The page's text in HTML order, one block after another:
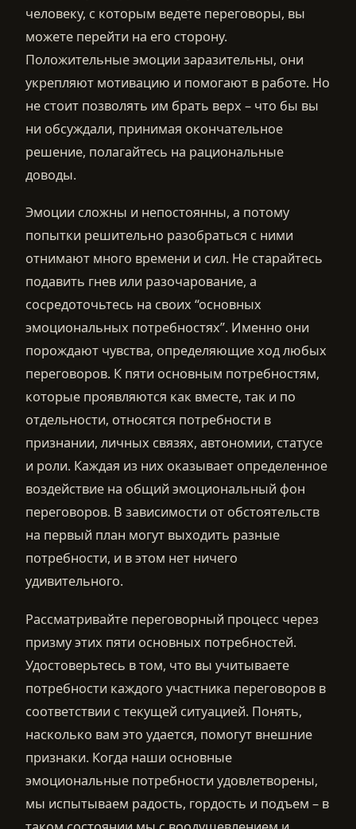
человеку, с которым ведете переговоры, вы
можете перейти на его сторону.
Положительные эмоции заразительны, они
укрепляют мотивацию и помогают в работе. Но
не стоит позволять им брать верх – что бы вы
ни обсуждали, принимая окончательное
решение, полагайтесь на рациональные
доводы.
Эмоции сложны и непостоянны, а потому
попытки решительно разобраться с ними
отнимают много времени и сил. Не старайтесь
подавить гнев или разочарование, а
сосредоточьтесь на своих “основных
эмоциональных потребностях”. Именно они
порождают чувства, определяющие ход любых
переговоров. К пяти основным потребностям,
которые проявляются как вместе, так и по
отдельности, относятся потребности в
признании, личных связях, автономии, статусе
и роли. Каждая из них оказывает определенное
воздействие на общий эмоциональный фон
переговоров. В зависимости от обстоятельств
на первый план могут выходить разные
потребности, и в этом нет ничего
удивительного.
Рассматривайте переговорный процесс через
призму этих пяти основных потребностей.
Удостоверьтесь в том, что вы учитываете
потребности каждого участника переговоров в
соответствии с текущей ситуацией. Понять,
насколько вам это удается, помогут внешние
признаки. Когда наши основные
эмоциональные потребности удовлетворены,
мы испытываем радость, гордость и подъем – в